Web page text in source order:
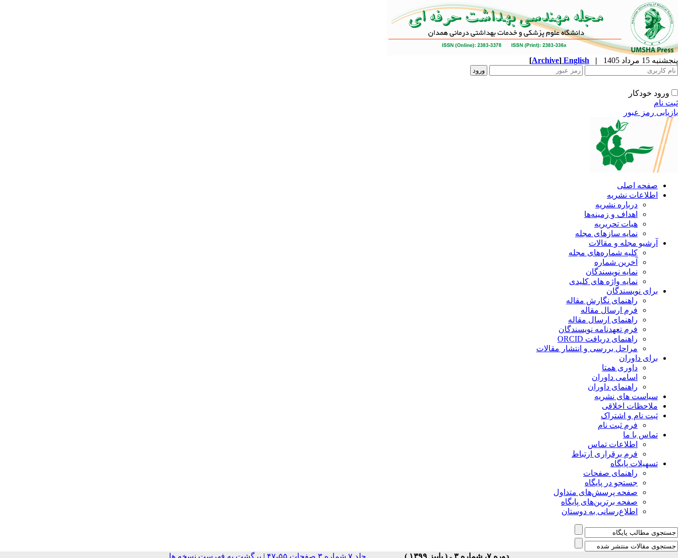
پنجشنبه 15 مرداد 1405 |
English
[Archive]
ورود خودکار
ثبت نام
بازیابی رمز عبور
صفحه اصلی
اطلاعات نشریه
درباره نشریه
اهداف و زمینه‌ها
هیات تحریریه
نمایه سازهای مجله
آرشیو مجله و مقالات
کلیه شماره‌های مجله
آخرین شماره
نمایه نویسندگان
نمایه واژه های کلیدی
برای نویسندگان
راهنمای نگارش مقاله
فرم ارسال مقاله
راهنمای ارسال مقاله
فرم تعهدنامه نویسندگان
راهنمای دریافت ORCID
مراحل بررسی و انتشار مقالات
برای داوران
داوری همتا
اسامی داوران
راهنمای داوران
سیاست های نشریه
ملاحظات اخلاقی
ثبت نام و اشتراک
فرم ثبت نام
تماس با ما
اطلاعات تماس
فرم برقراری ارتباط
تسهیلات پایگاه
راهنمای صفحات
جستجو در پایگاه
صفحه پرسش‌های متداول
صفحه برترین‌های پایگاه
اطلاع‌رسانی به دوستان
دوره ۷، شماره ۳ - ( پاییز ۱۳۹۹ ) جلد ۷ شماره ۳ صفحات ۵۵-۴۷ | برگشت به فهرست نسخه ها